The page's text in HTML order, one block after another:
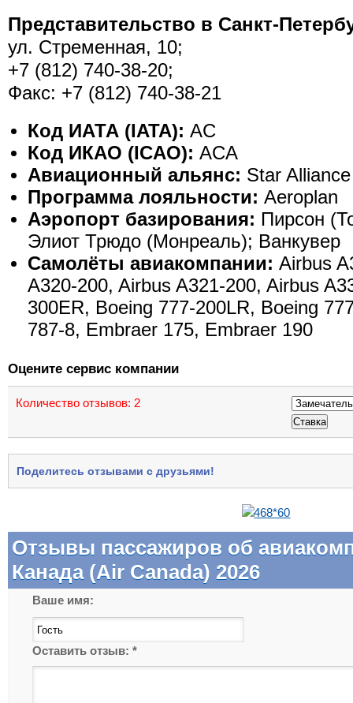
Представительство в Санкт-
ул. Стременная, 10;
+7 (812) 740-38-20;
Факс: +7 (812) 740-38-21
Код ИАТА (IATA): AC
Код ИКАО (ICAO): ACA
Авиационный альянс: Star Alliance
Программа лояльности: Aeroplan
Аэропорт базирования: Пирсон
Элиот Трюдо (Монреаль); Ванкувер
Самолёты авиакомпании: Airbus
A320-200, Airbus A321-200, Airbus
300ER, Boeing 777-200LR, Boeing
787-8, Embraer 175, Embraer 190
Оцените сервис компании
Количество отзывов: 2
Поделитесь отзывами с друзьями!
Отзывы пассажиров об
Канада (Air Canada) 2026
Ваше имя:
Оставить отзыв: *